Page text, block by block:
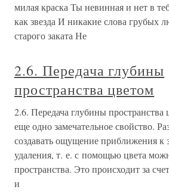
милая краска Ты невинная и нет в
как звезда И никакие слова грубых
старого заката Не
2.6. Передача глубины
пространства цветом
2.6. Передача глубины пространства
еще одно замечательное свойство.
создавать ощущение приближения к
удаления, т. е. с помощью цвета
пространства. Это происходит за
и